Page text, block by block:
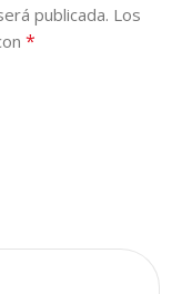
publicada. Los
*